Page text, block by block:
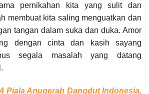
pernikahan kita yang sulit dan
membuat kita saling menguatkan dan
tangan dalam suka dan duka. Amor
dengan cinta dan kasih sayang
segala masalah yang datang
Piala Anugerah Dangdut Indonesia,